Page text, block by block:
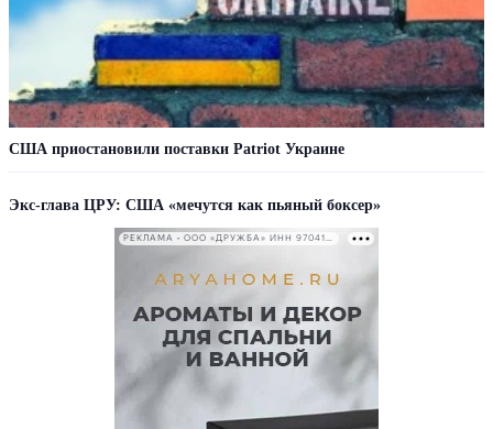
США приостановили поставки Patriot Украине
Экс-глава ЦРУ: США «мечутся как пьяный боксер»
РЕКЛАМА • ООО «ДРУЖБА» ИНН 9704146411